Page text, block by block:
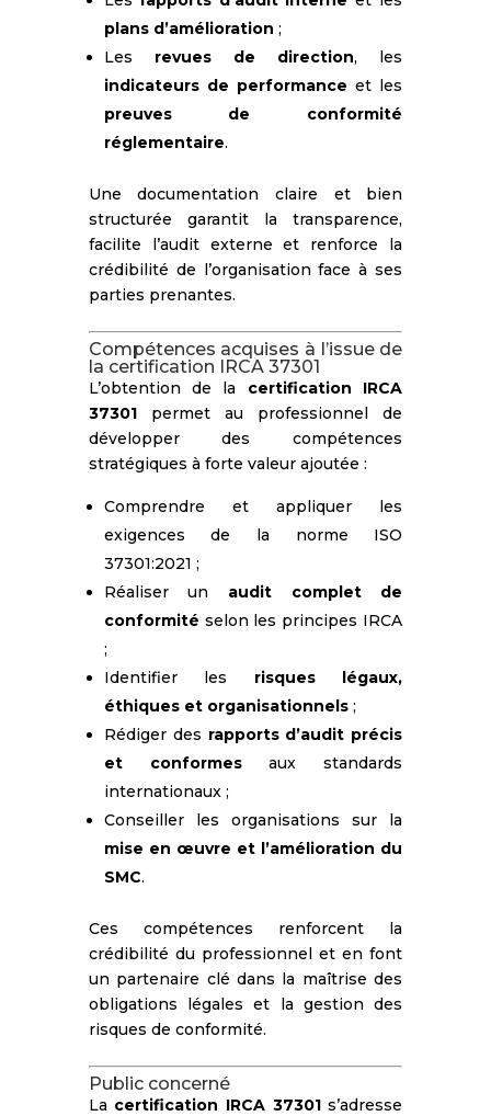
plans d’amélioration ;
Les revues de direction, les
indicateurs de performance et les
preuves de conformité
réglementaire.
Une documentation claire et bien
structurée garantit la transparence,
facilite l’audit externe et renforce la
crédibilité de l’organisation face à ses
parties prenantes.
Compétences acquises à l’issue de
la certification IRCA 37301
L’obtention de la certification IRCA
37301permet au professionnel de
développer des compétences
stratégiques à forte valeur ajoutée :
Comprendre et appliquer les
exigences de la norme ISO
37301:2021 ;
Réaliser un audit complet de
conformité selon les principes IRCA
;
Identifier les risques légaux,
éthiques et organisationnels;
Rédiger des rapports d’audit précis
et conformesaux standards
internationaux ;
Conseiller les organisations sur la
mise en œuvre et l’amélioration du
SMC.
Ces compétences renforcent la
crédibilité du professionnel et en font
un partenaire clé dans la maîtrise des
obligations légales et la gestion des
risques de conformité.
Public concerné
La certification IRCA 37301s’adresse